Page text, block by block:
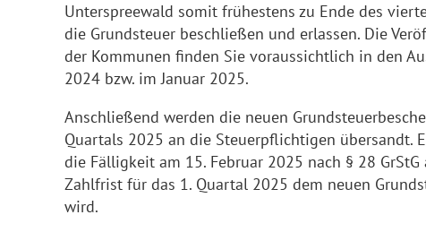
Unterspreewald somit frühestens zu Ende des
die Grundsteuer beschließen und erlassen. Die
der Kommunen finden Sie voraussichtlich in den
2024 bzw. im Januar 2025.
Anschließend werden die neuen
Quartals 2025 an die Steuerpflichtigen übersandt.
die Fälligkeit am 15. Februar 2025 nach § 28
Zahlfrist für das 1. Quartal 2025 dem neuen
wird.